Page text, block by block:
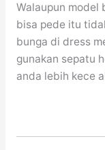
Walaupun model
bisa pede itu
bunga di dress
gunakan sepatu
anda lebih kece